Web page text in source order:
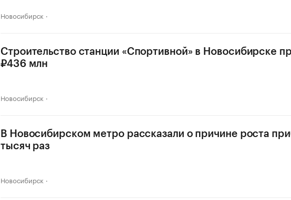
Новосибирск
Строительство станции «Спортивной» в Новосибирске
₽436 млн
Новосибирск
В Новосибирском метро рассказали о причине роста
тысяч раз
Новосибирск